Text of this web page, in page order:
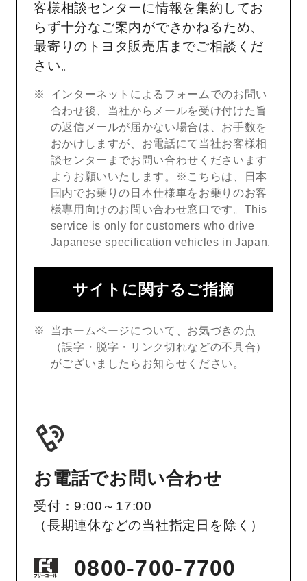
客様相談センターに情報を集約してお
らず十分なご案内ができかねるため、
最寄りのトヨタ販売店までご相談くだ
さい。
インターネットによるフォームでのお問い
合わせ後、当社からメールを受け付けた旨
の返信メールが届かない場合は、お手数を
おかけしますが、お電話にて当社お客様相
談センターまでお問い合わせくださいます
ようお願いいたします。※こちらは、日本
国内でお乗りの日本仕様車をお乗りのお客
様専用向けのお問い合わせ窓口です。This
service is only for customers who drive
Japanese specification vehicles in Japan.
サイトに関するご指摘
当ホームページについて、お気づきの点
（誤字・脱字・リンク切れなどの不具合）
がございましたらお知らせください。
お電話でお問い合わせ
受付：9:00～17:00
（長期連休などの当社指定日を除く）
0800-700-7700